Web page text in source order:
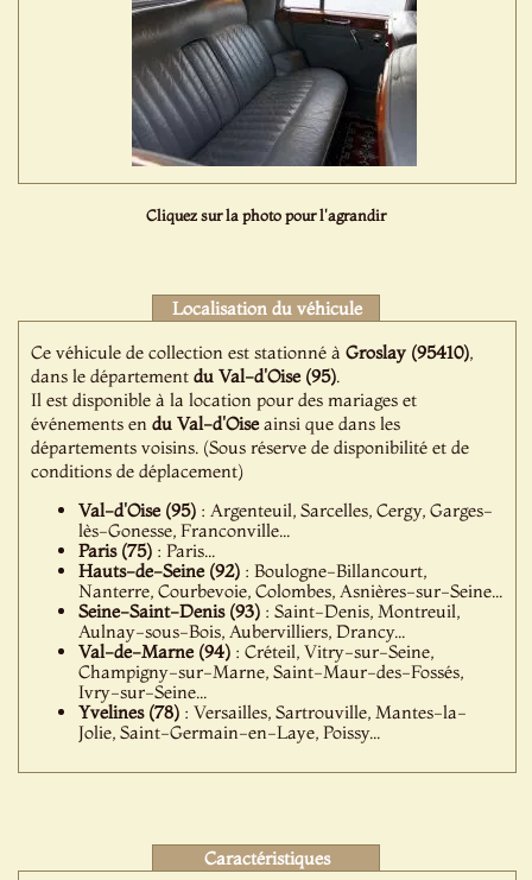
Cliquez sur la photo pour l'agrandir
Localisation du véhicule
Ce véhicule de collection est stationné àGroslay (95410),
dans le départementdu Val-d'Oise (95).
Il est disponible à la location pour des mariages et
événements endu Val-d'Oiseainsi que dans les
départements voisins. (Sous réserve de disponibilité et de
conditions de déplacement)
Val-d'Oise (95) : Argenteuil, Sarcelles, Cergy, Garges-
lès-Gonesse, Franconville...
Paris (75) : Paris...
Hauts-de-Seine (92) : Boulogne-Billancourt,
Nanterre, Courbevoie, Colombes, Asnières-sur-Seine...
Seine-Saint-Denis (93) : Saint-Denis, Montreuil,
Aulnay-sous-Bois, Aubervilliers, Drancy...
Val-de-Marne (94) : Créteil, Vitry-sur-Seine,
Champigny-sur-Marne, Saint-Maur-des-Fossés,
Ivry-sur-Seine...
Yvelines (78) : Versailles, Sartrouville, Mantes-la-
Jolie, Saint-Germain-en-Laye, Poissy...
Caractéristiques